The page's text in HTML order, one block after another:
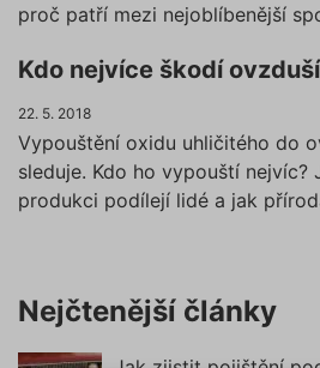
proč patří mezi nejoblíbenější
Kdo nejvíce škodí
22. 5. 2018
Vypouštění oxidu uhličitého do
sleduje. Kdo ho vypouští nejvíc?
produkci podílejí lidé a jak
Nejčtenější články